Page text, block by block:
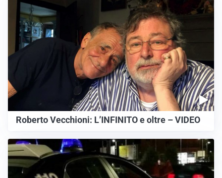
Roberto Vecchioni: L’INFINITO e oltre – VIDEO